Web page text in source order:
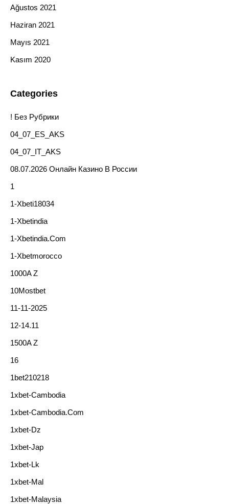
Ağustos 2021
Haziran 2021
Mayıs 2021
Kasım 2020
Categories
! Без Рубрики
04_07_ES_AKS
04_07_IT_AKS
08.07.2026 Онлайн Казино В России
1
1-Xbeti18034
1-Xbetindia
1-Xbetindia.com
1-Xbetmorocco
1000A Z
10Mostbet
11-11-2025
12-14.11
1500A Z
16
1bet210218
1xbet-Cambodia
1xbet-Cambodia.com
1xbet-Dz
1xbet-Jap
1xbet-Lk
1xbet-Mal
1xbet-Malaysia